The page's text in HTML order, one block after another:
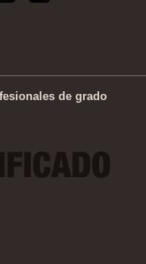
de grado